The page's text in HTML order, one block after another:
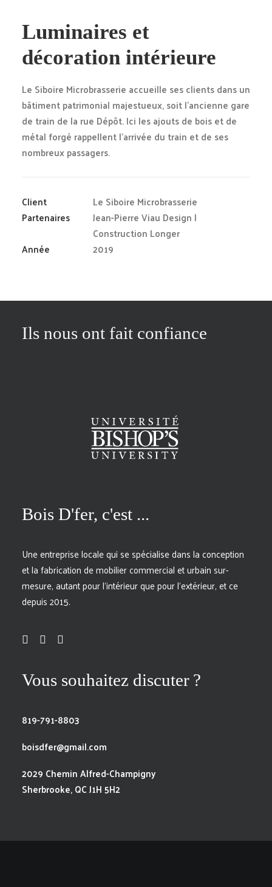
Luminaires et
décoration intérieure
Le Siboire Microbrasserie accueille ses clients dans un
bâtiment patrimonial majestueux, soit l’ancienne gare
de train de la rue Dépôt. Ici les ajouts de bois et de
métal forgé rappellent l’arrivée du train et de ses
nombreux passagers.
Client
Le Siboire Microbrasserie
Partenaires
Jean-Pierre Viau Design |
Construction Longer
Année
2019
Ils nous ont fait confiance
Bois D'fer, c'est ...
Une entreprise locale qui se spécialise dans la conception
et la fabrication de mobilier commercial et urbain sur-
mesure, autant pour l’intérieur que pour l’extérieur, et ce
depuis 2015.
Vous souhaitez discuter ?
819-791-8803
boisdfer@gmail.com
2029 Chemin Alfred-Champigny
Sherbrooke, QC J1H 5H2